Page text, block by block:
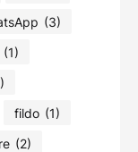
(3)
(1)
fildo (1)
(2)